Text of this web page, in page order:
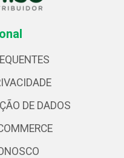
DE DADOS